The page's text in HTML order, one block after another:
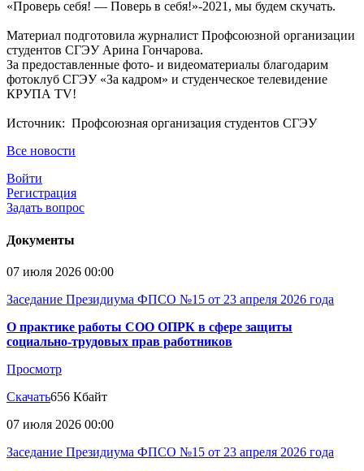
«Проверь себя! — Поверь в себя!»-2021, мы будем скучать.
Материал подготовила журналист Профсоюзной организации
студентов СГЭУ Арина Гончарова.
За предоставленные фото- и видеоматериалы благодарим
фотоклуб СГЭУ «За кадром» и студенческое телевидение
КРУПА TV!
Источник: Профсоюзная организация студентов СГЭУ
Все новости
Войти
Регистрация
Задать вопрос
Документы
07 июля 2026 00:00
Заседание Президиума ФПСО №15 от 23 апреля 2026 года
О практике работы СОО ОПРК в сфере защиты
социально-трудовых прав работников
Просмотр
Скачать656 Кбайт
07 июля 2026 00:00
Заседание Президиума ФПСО №15 от 23 апреля 2026 года